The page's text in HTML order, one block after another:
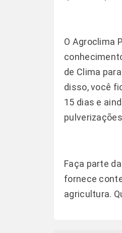
O Agroclima
de Clima
disso, você
15 dias e
Faça parte
fornece
agricultura.